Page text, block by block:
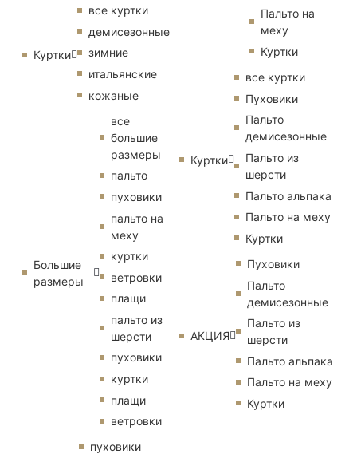
Куртки
все куртки
демисезонные
зимние
итальянские
кожаные
Большие
размеры
все
большие
размеры
пальто
пуховики
пальто на
меху
куртки
ветровки
плащи
пальто из
шерсти
пуховики
куртки
плащи
ветровки
пуховики
Пальто на
меху
Куртки
Куртки
все куртки
Пуховики
Пальто
демисезонные
Пальто из
шерсти
Пальто альпака
Пальто на меху
Куртки
АКЦИЯ
Пуховики
Пальто
демисезонные
Пальто из
шерсти
Пальто альпака
Пальто на меху
Куртки